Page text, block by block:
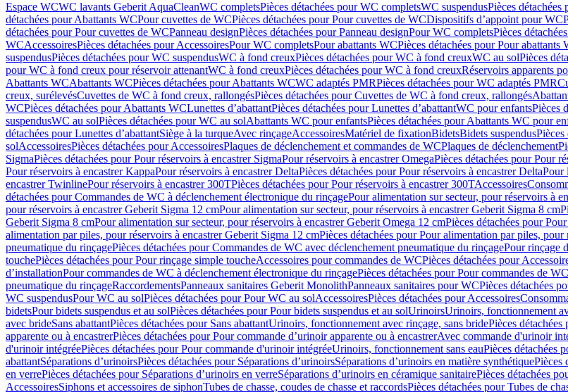
Espace WCWC lavants Geberit AquaCleanWC completsPièces détachées pour WC completsWC suspendusPièces détachées
détachées pour Abattants WCPour cuvettes de WCPièces détachées pour Pour cuvettes de WCDispositifs d’appoint pour WC
détachées pour Pour cuvettes de WCPanneau designPièces détachées pour Panneau designPour WC completsPièces
WCAccessoiresPièces détachées pour AccessoiresPour WC completsPour abattants WCPièces détachées pour Pour abattants
suspendusPièces détachées pour WC suspendusWC à fond creuxPièces détachées pour WC à fond creuxWC au solPièces
pour WC à fond creux pour réservoir attenantWC à fond creuxPièces détachées pour WC à fond creuxRéservoirs apparents
Abattants WCAbattants WCPièces détachées pour Abattants WCWC adaptés PMRPièces détachées pour WC adaptés PMR
creux, surélevésCuvettes de WC à fond creux, rallongésPièces détachées pour Cuvettes de WC à fond creux, rallongés
WCPièces détachées pour Abattants WCLunettes d’abattantPièces détachées pour Lunettes d’abattantWC pour enfantsPièces
suspendusWC au solPièces détachées pour WC au solAbattants WC pour enfantsPièces détachées pour Abattants WC pour
détachées pour Lunettes d’abattantSiège à la turqueAvec rinçageAccessoiresMatériel de fixationBidetsBidets suspendusPièces
solAccessoiresPièces détachées pour AccessoiresPlaques de déclenchement et commandes de WCPlaques de déclenchement
SigmaPièces détachées pour Pour réservoirs à encastrer SigmaPour réservoirs à encastrer OmegaPièces détachées pour Pour
Pour réservoirs à encastrer KappaPour réservoirs à encastrer DeltaPièces détachées pour Pour réservoirs à encastrer DeltaPour
encastrer TwinlinePour réservoirs à encastrer 300TPièces détachées pour Pour réservoirs à encastrer 300TAccessoires
détachées pour Commandes de WC à déclenchement électronique du rinçagePour alimentation sur secteur, pour réservoirs à
pour réservoirs à encastrer Geberit Sigma 12 cmPour alimentation sur secteur, pour réservoirs à encastrer Geberit Sigma 8 cm
Geberit Sigma 8 cmPour alimentation sur secteur, pour réservoirs à encastrer Geberit Omega 12 cmPièces détachées pour
alimentation par piles, pour réservoirs à encastrer Geberit Sigma 12 cmPièces détachées pour Pour alimentation par piles,
pneumatique du rinçagePièces détachées pour Commandes de WC avec déclenchement pneumatique du rinçagePour rinçage
touchePièces détachées pour Pour rinçage simple toucheAccessoires pour commandes de WCPièces détachées pour
d’installationPour commandes de WC à déclenchement électronique du rinçagePièces détachées pour Pour commandes de
pneumatique du rinçageRaccordementsPanneaux sanitaires Geberit MonolithPanneaux sanitaires pour WCPièces détachées
WC suspendusPour WC au solPièces détachées pour Pour WC au solAccessoiresPièces détachées pour Accessoires
bidetsPour bidets suspendus et au solPièces détachées pour Pour bidets suspendus et au solUrinoirsUrinoirs, fonctionnement
avec brideSans abattantPièces détachées pour Sans abattantUrinoirs, fonctionnement avec rinçage, sans bridePièces
apparente ou à encastrerPièces détachées pour Pour commande d’urinoir apparente ou à encastrerAvec commande d'urinoir
d'urinoir intégréePièces détachées pour Pour commande d'urinoir intégréeUrinoirs, fonctionnement sans eauPièces détachées
abattantSéparations d’urinoirsPièces détachées pour Séparations d’urinoirsSéparations d’urinoirs en matière synthétiquePièces
en verrePièces détachées pour Séparations d’urinoirs en verreSéparations d’urinoirs en céramique sanitairePièces détachées
AccessoiresSiphons et accessoires de siphonTubes de chasse, coudes de chasse et raccordsPièces détachées pour Tubes de